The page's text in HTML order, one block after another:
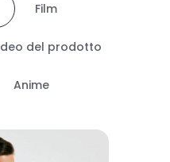
Film
del prodotto
Anime